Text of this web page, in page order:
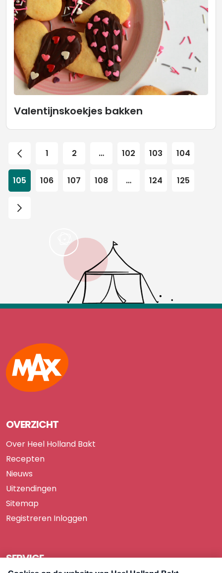
Valentijnskoekjes bakken
1 2 … 102 103 104
105 106 107 108 … 124 125
Max
OVERZICHT
Over Heel Holland Bakt
Recepten
Nieuws
Uitzendingen
Sitemap
Registreren Inloggen
SERVICE